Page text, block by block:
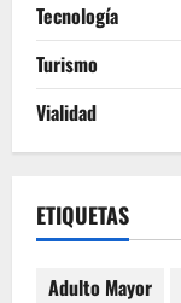
Tecnología
Turismo
Vialidad
ETIQUETAS
Adulto Mayor